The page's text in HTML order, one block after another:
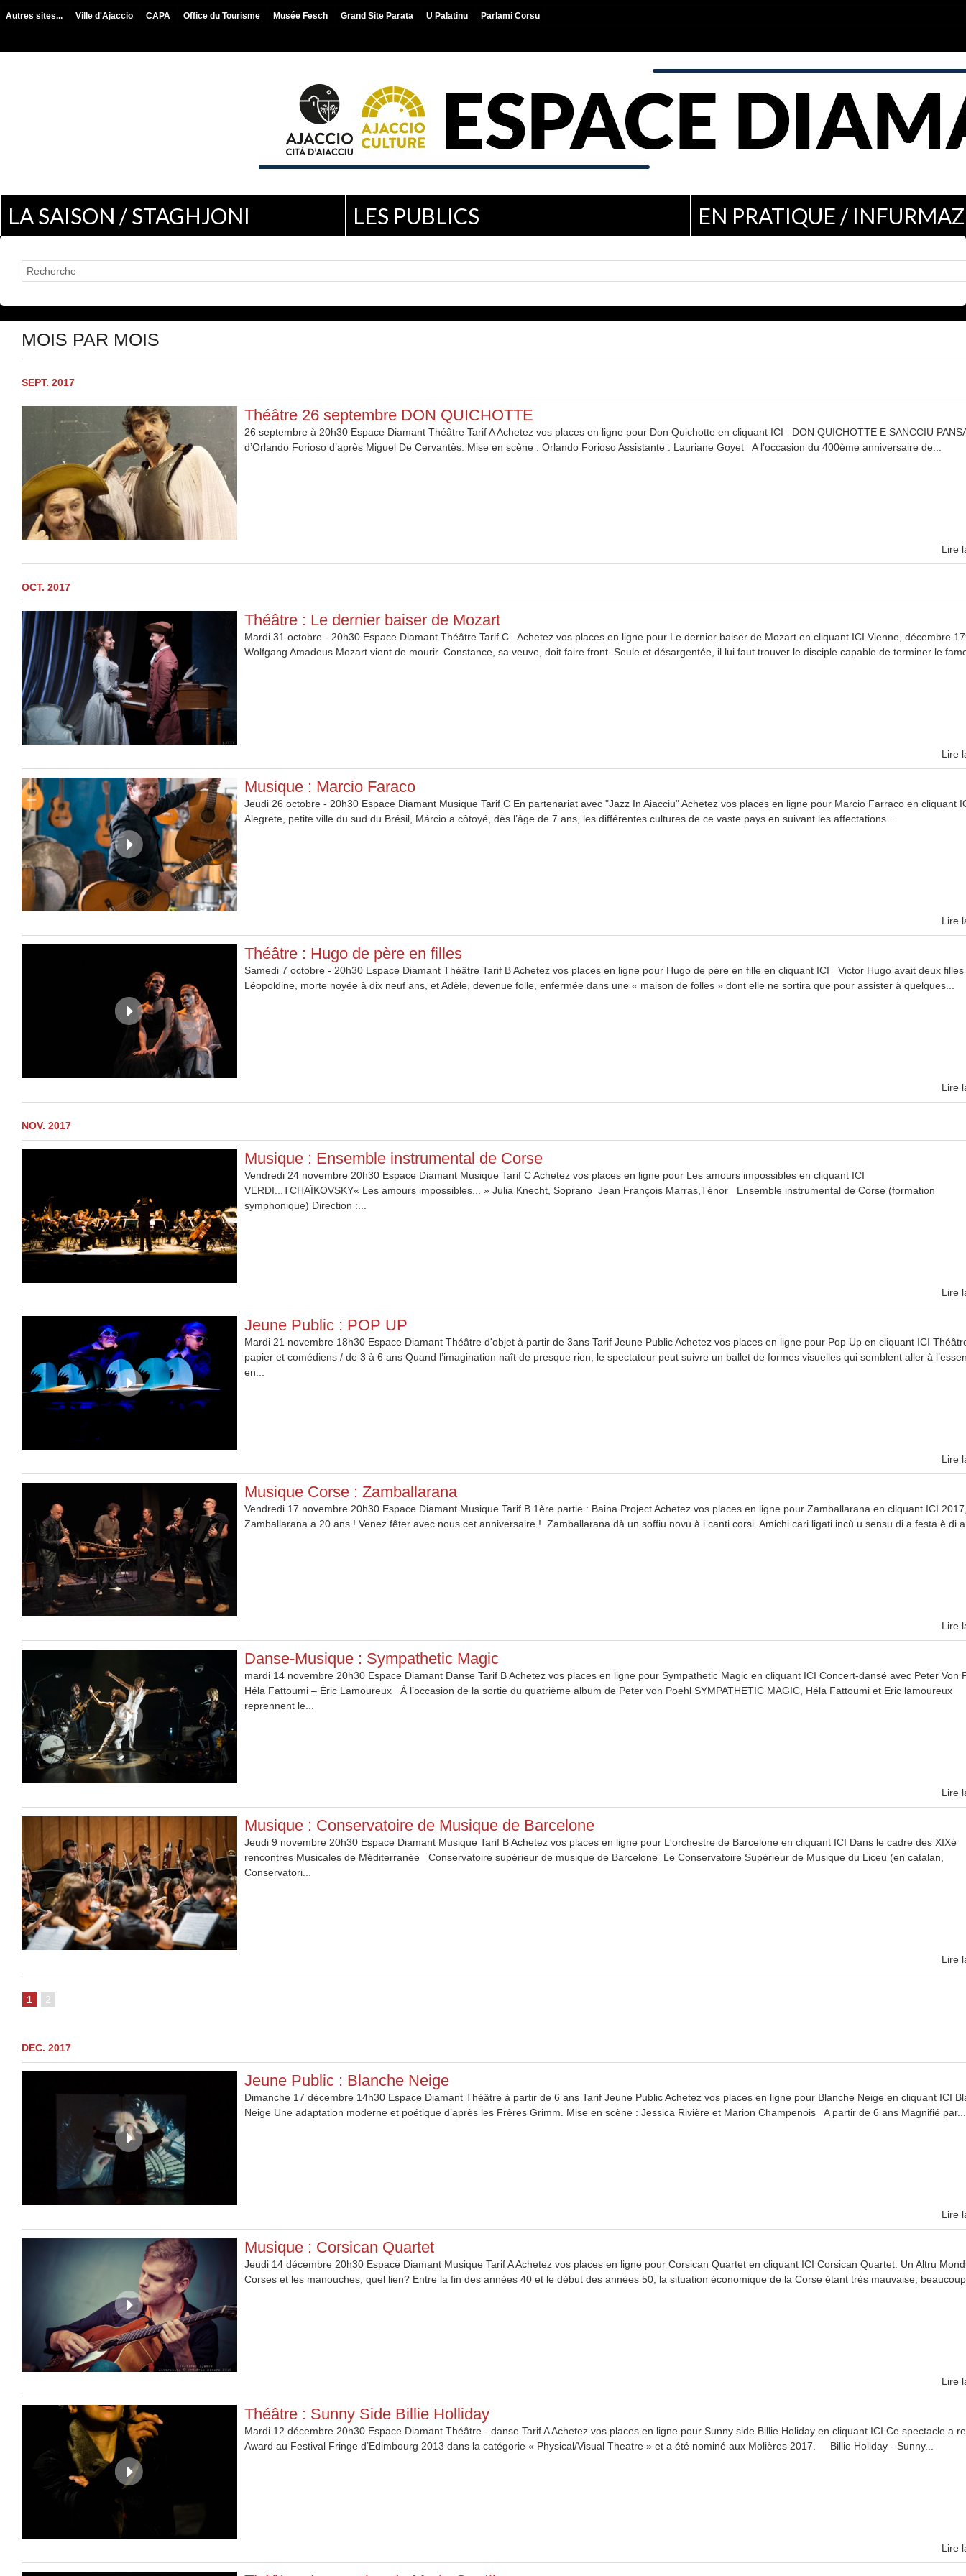
Autres sites... Ville d'Ajaccio CAPA Office du Tourisme Musée Fesch Grand Site Parata U Palatinu Parlami Corsu
LA SAISON / STAGHJONI LES PUBLICS EN PRATIQUE /
MOIS PAR MOIS
SEPT. 2017
Théâtre 26 septembre DON QUICHOTTE
26 septembre à 20h30 Espace Diamant Théâtre Tarif A Achetez vos places en ligne pour Don Quichotte en cliquant ICI DON QUICHOTTE E SANCCIU
d’Orlando Forioso d’après Miguel De Cervantès. Mise en scène : Orlando Forioso Assistante : Lauriane Goyet A l’occasion du 400ème anniversaire de...
Lire
OCT. 2017
Théâtre : Le dernier baiser de Mozart
Mardi 31 octobre - 20h30 Espace Diamant Théâtre Tarif C Achetez vos places en ligne pour Le dernier baiser de Mozart en cliquant ICI Vienne, décembre
Wolfgang Amadeus Mozart vient de mourir. Constance, sa veuve, doit faire front. Seule et désargentée, il lui faut trouver le disciple capable de terminer le
Lire
Musique : Marcio Faraco
Jeudi 26 octobre - 20h30 Espace Diamant Musique Tarif C En partenariat avec "Jazz In Aiacciu" Achetez vos places en ligne pour Marcio Farraco en cliquant
Alegrete, petite ville du sud du Brésil, Márcio a côtoyé, dès l’âge de 7 ans, les différentes cultures de ce vaste pays en suivant les affectations...
Lire
Théâtre : Hugo de père en filles
Samedi 7 octobre - 20h30 Espace Diamant Théâtre Tarif B Achetez vos places en ligne pour Hugo de père en fille en cliquant ICI Victor Hugo avait deux filles
Léopoldine, morte noyée à dix neuf ans, et Adèle, devenue folle, enfermée dans une « maison de folles » dont elle ne sortira que pour assister à quelques...
Lire
NOV. 2017
Musique : Ensemble instrumental de Corse
Vendredi 24 novembre 20h30 Espace Diamant Musique Tarif C Achetez vos places en ligne pour Les amours impossibles en cliquant ICI
VERDI...TCHAÏKOVSKY« Les amours impossibles... » Julia Knecht, Soprano Jean François Marras,Ténor Ensemble instrumental de Corse (formation
symphonique) Direction :...
Lire
Jeune Public : POP UP
Mardi 21 novembre 18h30 Espace Diamant Théâtre d'objet à partir de 3ans Tarif Jeune Public Achetez vos places en ligne pour Pop Up en cliquant ICI
papier et comédiens / de 3 à 6 ans Quand l’imagination naît de presque rien, le spectateur peut suivre un ballet de formes visuelles qui semblent aller à
en...
Lire
Musique Corse : Zamballarana
Vendredi 17 novembre 20h30 Espace Diamant Musique Tarif B 1ère partie : Baina Project Achetez vos places en ligne pour Zamballarana en cliquant ICI
Zamballarana a 20 ans ! Venez fêter avec nous cet anniversaire ! Zamballarana dà un soffiu novu à i canti corsi. Amichi cari ligati incù u sensu di a festa è di
Lire
Danse-Musique : Sympathetic Magic
mardi 14 novembre 20h30 Espace Diamant Danse Tarif B Achetez vos places en ligne pour Sympathetic Magic en cliquant ICI Concert-dansé avec Peter Von
Héla Fattoumi – Éric Lamoureux À l’occasion de la sortie du quatrième album de Peter von Poehl SYMPATHETIC MAGIC, Héla Fattoumi et Eric lamoureux
reprennent le...
Lire
Musique : Conservatoire de Musique de Barcelone
Jeudi 9 novembre 20h30 Espace Diamant Musique Tarif B Achetez vos places en ligne pour L'orchestre de Barcelone en cliquant ICI Dans le cadre des XIXè
rencontres Musicales de Méditerranée Conservatoire supérieur de musique de Barcelone Le Conservatoire Supérieur de Musique du Liceu (en catalan,
Conservatori...
Lire
1 2
DEC. 2017
Jeune Public : Blanche Neige
Dimanche 17 décembre 14h30 Espace Diamant Théâtre à partir de 6 ans Tarif Jeune Public Achetez vos places en ligne pour Blanche Neige en cliquant ICI
Neige Une adaptation moderne et poétique d’après les Frères Grimm. Mise en scène : Jessica Rivière et Marion Champenois ​A partir de 6 ans Magnifié par...
Lire
Musique : Corsican Quartet
Jeudi 14 décembre 20h30 Espace Diamant Musique Tarif A Achetez vos places en ligne pour Corsican Quartet en cliquant ICI Corsican Quartet: Un Altru
Corses et les manouches, quel lien? Entre la fin des années 40 et le début des années 50, la situation économique de la Corse étant très mauvaise,
Lire
Théâtre : Sunny Side Billie Holliday
Mardi 12 décembre 20h30 Espace Diamant Théâtre - danse Tarif A Achetez vos places en ligne pour Sunny side Billie Holiday en cliquant ICI Ce spectacle a
Award au Festival Fringe d’Edimbourg 2013 dans la catégorie « Physical/Visual Theatre » et a été nominé aux Molières 2017. Billie Holiday - Sunny...
Lire